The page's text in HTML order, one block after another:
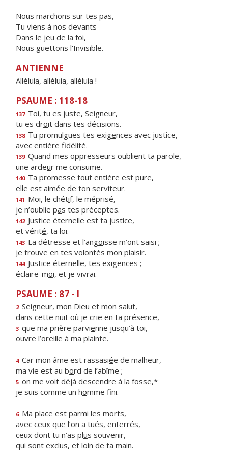
Nous marchons sur tes pas,
Tu viens à nos devants
Dans le jeu de la foi,
Nous guettons l'Invisible.
ANTIENNE
Alléluia, alléluia, alléluia !
PSAUME : 118-18
137 Toi, tu es juste, Seigneur,
tu es droit dans tes décisions.
138 Tu promulgues tes exigences avec justice,
avec entière fidélité.
139 Quand mes oppresseurs oublient ta parole,
une ardeur me consume.
140 Ta promesse tout entière est pure,
elle est aimée de ton serviteur.
141 Moi, le chétif, le méprisé,
je n’oublie pas tes préceptes.
142 Justice éternelle est ta justice,
et vérité, ta loi.
143 La détresse et l’angoisse m’ont saisi ;
je trouve en tes volontés mon plaisir.
144 Justice éternelle, tes exigences ;
éclaire-moi, et je vivrai.
PSAUME : 87 - I
2 Seigneur, mon Dieu et mon salut,
dans cette nuit où je crie en ta présence,
3 que ma prière parvienne jusqu’à toi,
ouvre l’oreille à ma plainte.
4 Car mon âme est rassasiée de malheur,
ma vie est au bord de l’abîme ;
5 on me voit déjà descendre à la fosse,*
je suis comme un homme fini.
6 Ma place est parmi les morts,
avec ceux que l’on a tués, enterrés,
ceux dont tu n’as plus souvenir,
qui sont exclus, et loin de ta main.